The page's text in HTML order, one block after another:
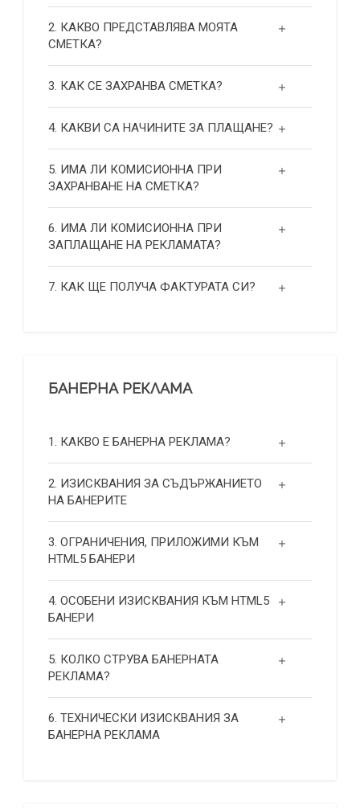
2. КАКВО ПРЕДСТАВЛЯВА МОЯТА
СМЕТКА?
3. КАК СЕ ЗАХРАНВА СМЕТКА?
4. КАКВИ СА НАЧИНИТЕ ЗА ПЛАЩАНЕ?
5. ИМА ЛИ КОМИСИОННА ПРИ
ЗАХРАНВАНЕ НА СМЕТКА?
6. ИМА ЛИ КОМИСИОННА ПРИ
ЗАПЛАЩАНЕ НА РЕКЛАМАТА?
7. КАК ЩЕ ПОЛУЧА ФАКТУРАТА СИ?
БАНЕРНА РЕКЛАМА
1. КАКВО Е БАНЕРНА РЕКЛАМА?
2. ИЗИСКВАНИЯ ЗА СЪДЪРЖАНИЕТО
НА БАНЕРИТЕ
3. ОГРАНИЧЕНИЯ, ПРИЛОЖИМИ КЪМ
HTML5 БАНЕРИ
4. ОСОБЕНИ ИЗИСКВАНИЯ КЪМ HTML5
БАНЕРИ
5. КОЛКО СТРУВА БАНЕРНАТА
РЕКЛАМА?
6. ТЕХНИЧЕСКИ ИЗИСКВАНИЯ ЗА
БАНЕРНА РЕКЛАМА